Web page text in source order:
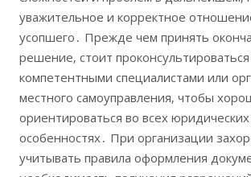
уважительное и корректное
усопшего․ Прежде чем принять
решение‚ стоит проконсультироваться
компетентными специалистами или
местного самоуправления‚ чтобы
ориентироваться во всех юридических
особенностях․ При организации
учитывать правила оформления